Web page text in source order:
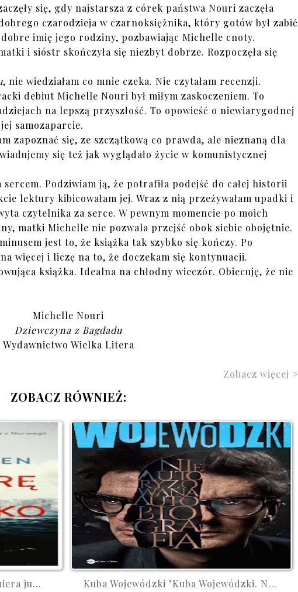
się, gdy najstarsza z córek państwa Nouri zaczęła
czarodzieja w czarnoksiężnika, który gotów był zabić
imię jego rodziny, pozbawiając Michelle cnoty.
i sióstr skończyła się niezbyt dobrze. Rozpoczęła się
, nie wiedziałam co mnie czeka. Nie czytałam recenzji.
debiut Michelle Nouri był miłym zaskoczeniem. To
na lepszą przyszłość. To opowieść o niewiarygodnej
samozaparcie.
zapoznać się, ze szczątkową co prawda, ale nieznaną dla
się też jak wyglądało życie w komunistycznej
sercem. Podziwiam ją, że potrafiła podejść do całej historii
lektury kibicowałam jej. Wraz z nią przeżywałam upadki i
czytelnika za serce. W pewnym momencie po moich
matki Michelle nie pozwala przejść obok siebie obojętnie.
jest to, że książka tak szybko się kończy. Po
więcej i liczę na to, że doczekam się kontynuacji.
książka. Idealna na chłodny wieczór. Obiecuję, że nie
Michelle Nouri
Dziewczyna z Bagdadu
Wydawnictwo Wielka Litera
Zobacz więcej >
ZOBACZ RÓWNIEŻ:
ju... Kuba Wojewódzki "Kuba Wojewódzki. N...